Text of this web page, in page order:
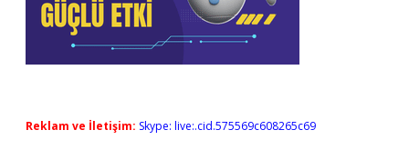
Reklam ve İletişim: Skype: live:.cid.575569c608265c69